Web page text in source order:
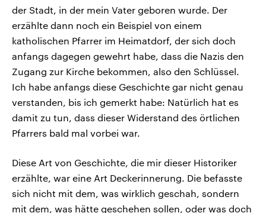
der Stadt, in der mein Vater geboren wurde. Der
erzählte dann noch ein Beispiel von einem
katholischen Pfarrer im Heimatdorf, der sich doch
anfangs dagegen gewehrt habe, dass die Nazis den
Zugang zur Kirche bekommen, also den Schlüssel.
Ich habe anfangs diese Geschichte gar nicht genau
verstanden, bis ich gemerkt habe: Natürlich hat es
damit zu tun, dass dieser Widerstand des örtlichen
Pfarrers bald mal vorbei war.
Diese Art von Geschichte, die mir dieser Historiker
erzählte, war eine Art Deckerinnerung. Die befasste
sich nicht mit dem, was wirklich geschah, sondern
mit dem, was hätte geschehen sollen, oder was doch